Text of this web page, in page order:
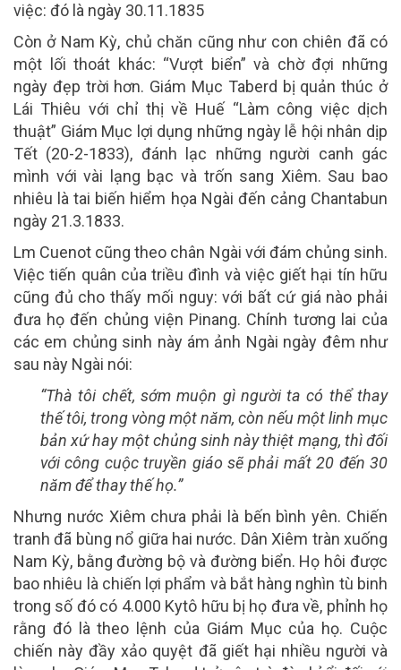
việc: đó là ngày 30.11.1835
Còn ở Nam Kỳ, chủ chăn cũng như con chiên đã có
một lối thoát khác: “Vượt biển” và chờ đợi những
ngày đẹp trời hơn. Giám Mục Taberd bị quản thúc ở
Lái Thiêu với chỉ thị về Huế “Làm công việc dịch
thuật” Giám Mục lợi dụng những ngày lễ hội nhân dịp
Tết (20-2-1833), đánh lạc những người canh gác
mình với vài lạng bạc và trốn sang Xiêm. Sau bao
nhiêu là tai biến hiểm họa Ngài đến cảng Chantabun
ngày 21.3.1833.
Lm Cuenot cũng theo chân Ngài với đám chủng sinh.
Việc tiến quân của triều đình và việc giết hại tín hữu
cũng đủ cho thấy mối nguy: với bất cứ giá nào phải
đưa họ đến chủng viện Pinang. Chính tương lai của
các em chủng sinh này ám ảnh Ngài ngày đêm như
sau này Ngài nói:
“Thà tôi chết, sớm muộn gì người ta có thể thay
thế tôi, trong vòng một năm, còn nếu một linh mục
bản xứ hay một chủng sinh này thiệt mạng, thì đối
với công cuộc truyền giáo sẽ phải mất 20 đến 30
năm để thay thế họ.”
Nhưng nước Xiêm chưa phải là bến bình yên. Chiến
tranh đã bùng nổ giữa hai nước. Dân Xiêm tràn xuống
Nam Kỳ, bằng đường bộ và đường biển. Họ hôi được
bao nhiêu là chiến lợi phẩm và bắt hàng nghìn tù binh
trong số đó có 4.000 Kytô hữu bị họ đưa về, phỉnh họ
rằng đó là theo lệnh của Giám Mục của họ. Cuộc
chiến này đầy xảo quyệt đã giết hại nhiều người và